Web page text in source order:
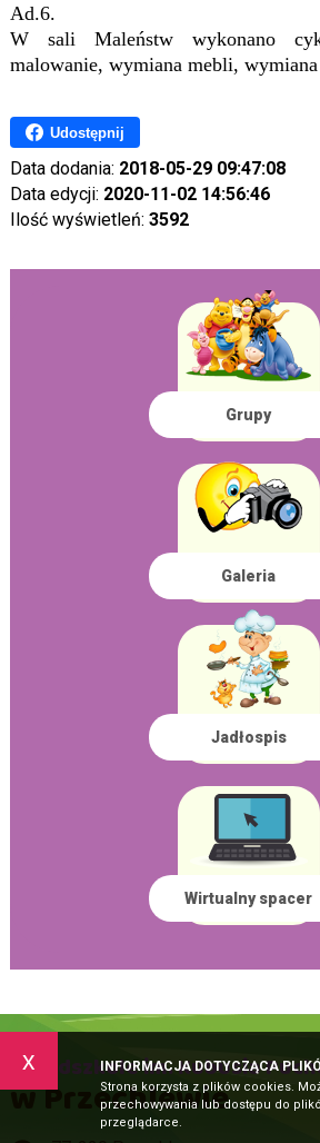
x INFORMACJA DOTYCZĄCA
Strona korzysta z plików cookies.
przechowywania lub dostępu do
przeglądarce.
Ad.6.
W sali Maleństw wykonano
malowanie, wymiana mebli,
Udostępnij
Data dodania: 2018-05-29 09:47:08
Data edycji: 2020-11-02 14:56:46
Ilość wyświetleń: 3592
Grupy
Galeria
Jadłospis
Wirtualny spacer
Przedszkole im. Kubusia
w Przechlewie